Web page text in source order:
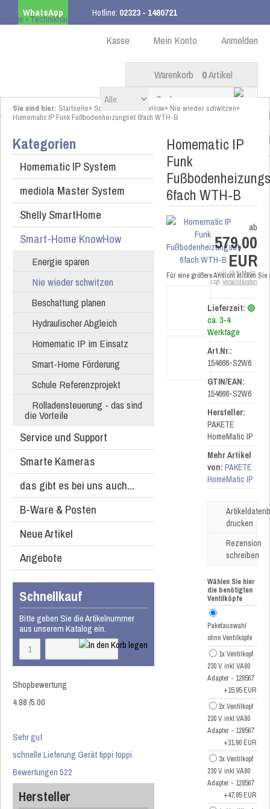
WhatsApp Hotline: 02323 - 1480721
ab 99,00 € innerhalb DE Anmelden
Mein Konto
Kasse
Warenkorb 0Artikel
Sie sind hier: Startseite» Smart-Home KnowHow» Nie wieder schwitzen»
Homematic IP Funk Fußbodenheizungset 6fach WTH-B
Kategorien
Homematic IP System
mediola Master System
Shelly SmartHome
Smart-Home KnowHow
Energie sparen
Nie wieder schwitzen
Beschattung planen
Hydraulischer Abgleich
Homematic IP im Einsatz
Smart-Home Förderung
Schule Referenzprojekt
Rolladensteuerung - das sind
die Vorteile
Service und Support
Smarte Kameras
das gibt es bei uns auch...
B-Ware & Posten
Neue Artikel
Angebote
Schnellkauf
Bitte geben Sie die Artikelnummer
aus unserem Katalog ein.
Shopbewertung
4.98/5.00
Sehr gut
schnelle Lieferung Gerät tippi toppi
Bewertungen 522
Hersteller
Homematic IP
Funk
6fach WTH-B
Für eine größere Ansicht klicken
ab
579,00
EUR
inkl. 19 % MwSt.
zzgl. Versandkosten
Lieferzeit: 🟢
ca. 3-4
Werktage
Art.Nr.:
154666-S2W6
GTIN/EAN:
154666-S2W6
Hersteller:
PAKETE
HomeMatic IP
Mehr Artikel
von: PAKETE
HomeMatic IP
drucken
Rezension
schreiben
Wählen Sie hier
die benötigten
Ventilköpfe
Paketauswahl
ohne Ventilköpfe
1x Ventilkopf
230 V inkl.VA80
Adapter - 128567
+15,95 EUR
2x Ventilkopf
230 V inkl.VA80
Adapter - 128567
+31,90 EUR
3x Ventilkopf
230 V inkl.VA80
Adapter - 128567
+47,85 EUR